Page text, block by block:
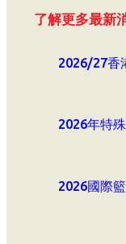
了解更多最新
2026/27香
2026年特
2026國際